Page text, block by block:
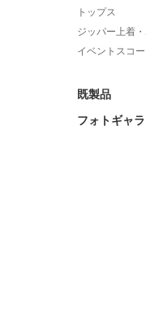
トップス
ジッパー上着
イベントスコ
既製品
フォトギャ